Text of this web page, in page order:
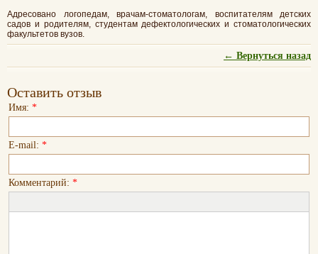
Адресовано логопедам, врачам-стоматологам, воспитателям детских
садов и родителям, студентам дефектологических и стоматологических
факультетов вузов.
← Вернуться назад
Оставить отзыв
Имя: *
E-mail: *
Комментарий: *